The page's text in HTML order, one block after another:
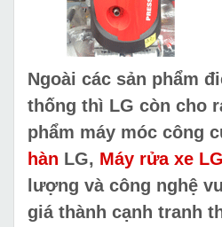
Ngoài các sản phẩm
thống thì LG còn cho
phẩm máy móc công
hàn LG, Máy rửa xe LG
lượng và công nghệ
giá thành cạnh tranh